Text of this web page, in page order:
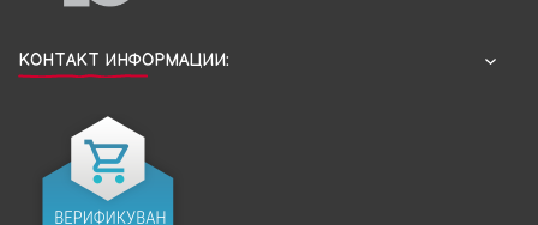
КОНТАКТ ИНФОРМАЦИИ: